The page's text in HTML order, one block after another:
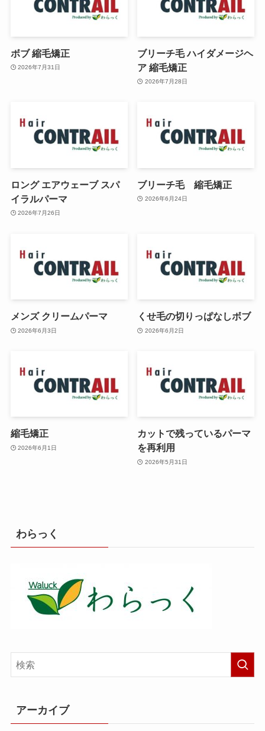
ボブ 縮毛矯正
2026年7月31日
ブリーチ毛 ハイダメージヘ
ア 縮毛矯正
2026年7月28日
ロング エアウェーブ スパ
イラルパーマ
2026年7月26日
ブリーチ毛 縮毛矯正
2026年6月24日
メンズ クリームパーマ
2026年6月3日
くせ毛の切りっぱなしボブ
2026年6月2日
縮毛矯正
2026年6月1日
カットで残っているパーマ
を再利用
2026年5月31日
わらっく
アーカイブ